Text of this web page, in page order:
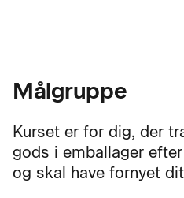
Målgruppe
Kurset er for dig, der
gods i emballager
og skal have fornyet